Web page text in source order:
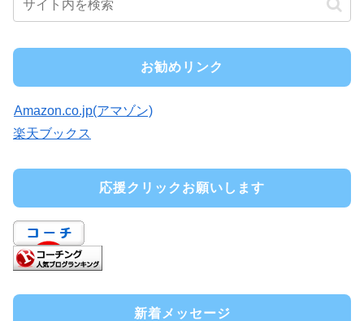
お勧めリンク
Amazon.co.jp(アマゾン)
楽天ブックス
応援クリックお願いします
新着メッセージ